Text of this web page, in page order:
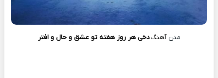
متنآهنگدخی هر روز هفته تو عشق و حال و افتر